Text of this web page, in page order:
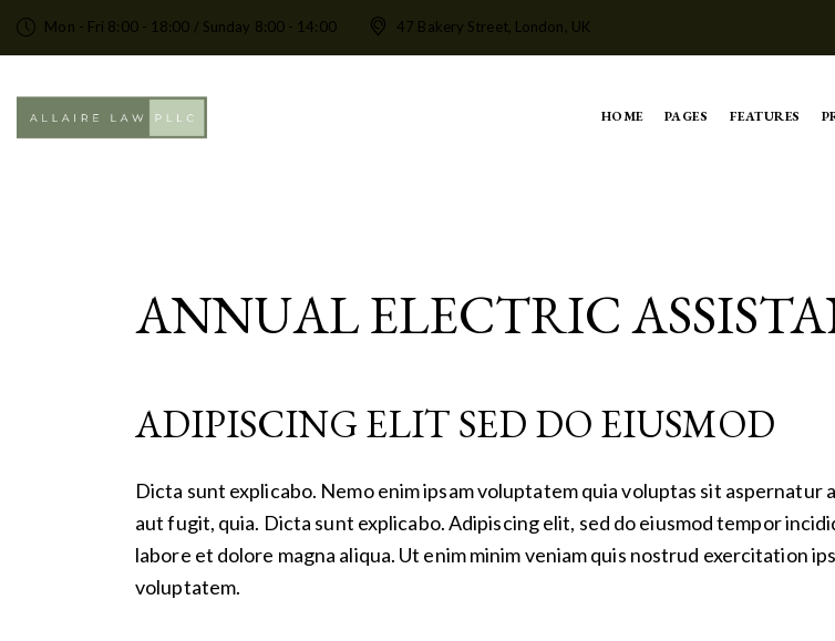
Mon - Fri 8:00 - 18:00 / Sunday 8:00 - 14:00 47 Bakery Street, London, UK
HOME PAGES FEATURES
ANNUAL ELECTRIC
ADIPISCING ELIT SED DO EIUSMOD
Dicta sunt explicabo. Nemo enim ipsam voluptatem quia voluptas sit aspernatur
aut fugit, quia. Dicta sunt explicabo. Adipiscing elit, sed do eiusmod tempor
labore et dolore magna aliqua. Ut enim minim veniam quis nostrud exercitation
voluptatem.